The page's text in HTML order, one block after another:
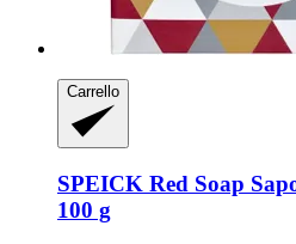
Carrello
SPEICK Red Soap
100 g